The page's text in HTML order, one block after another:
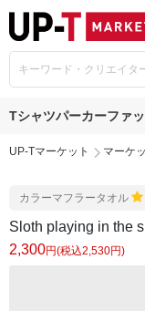
Tシャツパーカーファ
UP-Tマーケット マーケ
カラーマフラータオル
Sloth playing in the
2,300円(税込2,530円)